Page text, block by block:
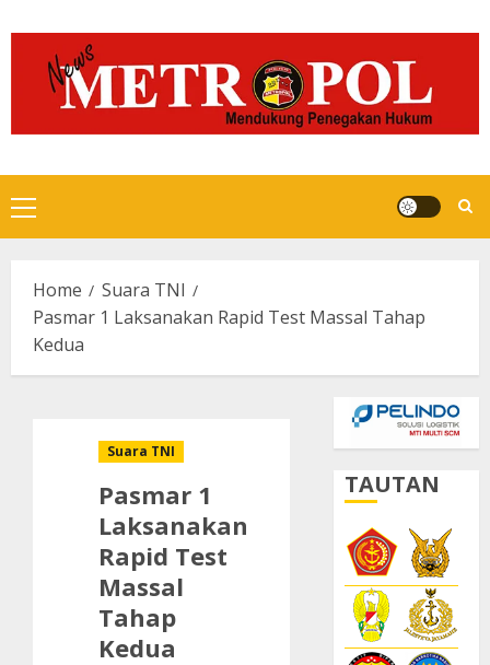
to
content
Primary
Menu
Home
Suara TNI
Pasmar 1 Laksanakan Rapid Test Massal Tahap
Kedua
Suara TNI
Pasmar 1
Laksanakan
Rapid Test
Massal
Tahap
Kedua
TAUTAN